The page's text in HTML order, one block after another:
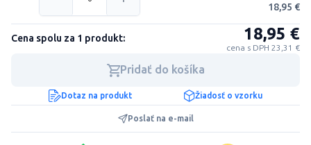
18,95 €
Cena spolu za 1 produkt: 18,95 €
cena s DPH 23,31 €
Pridať do košíka
Dotaz na produkt Žiadosť o vzorku
Poslať na e-mail